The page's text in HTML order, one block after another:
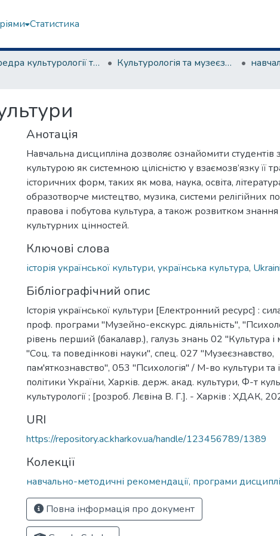
Статистика
Кафедра культурології та музеєзнавства Культурологія та музеєзнавство
Анотація
Навчальна дисципліна дозволяє ознайомити студентів
культурою як системною цілісністю у взаємозв’язку її
історичних форм, таких як мова, наука, освіта,
образотворче мистецтво, музика, системи релігійних
правова і побутова культура, а також розвитком знання
культурних цінностей.
Ключові слова
історія української культури, українська культура,
Бібліографічний опис
Історія української культури [Електронний ресурс] :
проф. програми "Музейно-екскурс. діяльність",
рівень перший (бакалавр.), галузь знань 02 "Культура і
"Соц. та поведінкові науки", спец. 027 "Музеєзнавство,
пам'яткознавство", 053 "Психологія" / М-во культури та
політики України, Харків. держ. акад. культури, Ф-т
культурології ; [розроб. Лєвіна В. Г.]. - Харків : ХДАК,
URI
https://repository.ac.kharkov.ua/handle/123456789/1389
Колекції
навчально-методичні рекомендації, програми
Повна інформація про документ